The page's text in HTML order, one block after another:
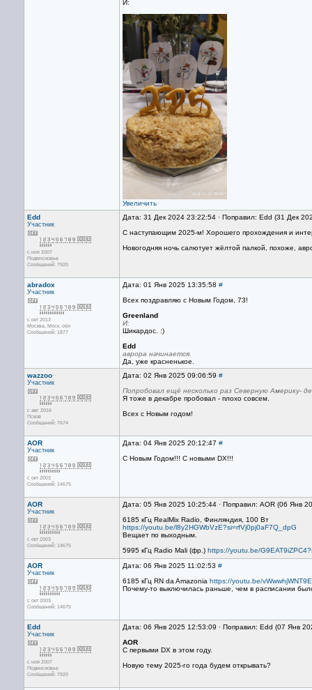
И:
Увеличить
Edd
Участник
с ноя 2007
Подмосковье
Сообщений: 7920
Дата: 31 Дек 2024 23:22:54 · Поправил: Edd (31 Дек
С наступающим 2025-м! Хорошего прохождения и
Новогодняя ночь салютует жёлтой палкой, похоже,
abradox
Участник
с окт 2013
Москва, Mоск. обл
Сообщений: 1877
Дата: 01 Янв 2025 13:35:58 #
Всех поздравляю с Новым Годом, 73!
Greenland
И:
Шикардос. :)
Edd
аврора начинается.
Да, уже красненькое.
wazzoo
Участник
с авг 2016
Псков
Сообщений: 7674
Дата: 02 Янв 2025 09:06:59 #
Попробовал ещё несколько раз Северную Америку-
Я тоже в декабре пробовал - плохо совсем.
Всех с Новым годом!
AOR
Участник
с окт 2003
Сообщений: 14675
Дата: 04 Янв 2025 20:12:47 #
С Новым Годом!!! С новыми DX!!!
AOR
Участник
с окт 2003
Сообщений: 14675
Дата: 05 Янв 2025 10:25:44 · Поправил: AOR (06 Янв
6185 кГц RealMix Radio, Финляндия, 100 Вт
https://youtu.be/l8y2HGWbVzE?si=rfVj0pj0aF7Q_dpG
Вещает по выходным.
5995 кГц Radio Mali (фр.) https://youtu.be/
AOR
Участник
с окт 2003
Сообщений: 14675
Дата: 06 Янв 2025 11:02:53 #
6185 кГц RN da Amazonia https://youtu.be/
Почему-то выключилась раньше, чем в расписании
Edd
Участник
с ноя 2007
Подмосковье
Сообщений: 7920
Дата: 06 Янв 2025 12:53:09 · Поправил: Edd (07 Янв
AOR
C первыми DX в этом году.
Новую тему 2025-го года будем открывать?